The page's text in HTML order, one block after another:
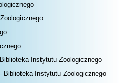
Instytutu Zoologicznego
- Biblioteka Instytutu Zoologicznego